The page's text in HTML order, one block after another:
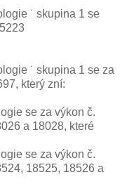
˙ skupina 1 se
˙ skupina 1 se za
který zní:
se za výkon č.
a 18028, které
se za výkon č.
18525, 18526 a